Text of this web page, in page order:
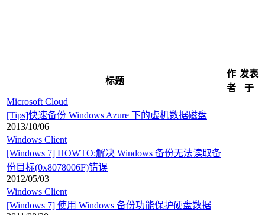
标题
作
者
发表
于
Microsoft Cloud
[Tips]快速备份 Windows Azure 下的虚机数据磁盘
2013/10/06
Windows Client
[Windows 7] HOWTO:解决 Windows 备份无法读取备
份目标(0x8078006F)错误
2012/05/03
Windows Client
[Windows 7] 使用 Windows 备份功能保护硬盘数据